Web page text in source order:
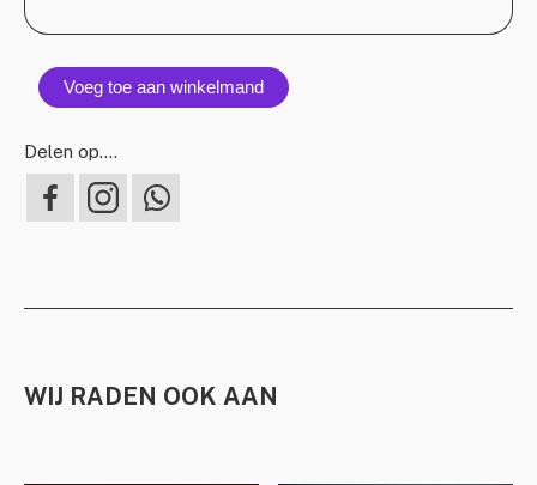
Voeg toe aan winkelmand
Delen op….
WIJ RADEN OOK AAN